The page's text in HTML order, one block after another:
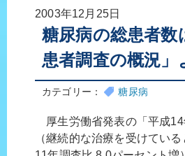
2003年12月25日
糖尿病の総患者
患者調査の概況」
カテゴリー： 糖尿病
厚生労働省発表の「平成14
（継続的な治療を受けてい